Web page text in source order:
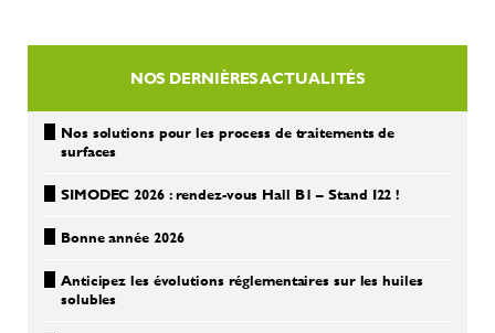
NOS DERNIÈRES ACTUALITÉS
Nos solutions pour les process de traitements de
surfaces
SIMODEC 2026 : rendez-vous Hall B1 – Stand I22 !
Bonne année 2026
Anticipez les évolutions réglementaires sur les huiles
solubles